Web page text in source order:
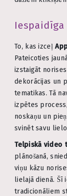
Iespaidīga
To, kas izceļ
Pateicoties
izstaigāt
dekorācijas un
tematikas. Tā
izpētes
noskaņu un
svinēt savu
Telpiskā video
plānošanā,
viņu kāzu
lielajā dienā. Šī
tradicionāliem